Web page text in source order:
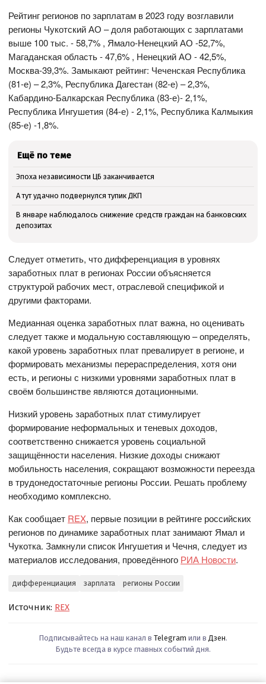
Рейтинг регионов по зарплатам в 2023 году возглавили
регионы Чукотский АО – доля работающих с зарплатами
выше 100 тыс. - 58,7% , Ямало-Ненецкий АО -52,7%,
Магаданская область - 47,6% , Ненецкий АО - 42,5%,
Москва-39,3%. Замыкают рейтинг: Чеченская Республика
(81-е) – 2,3%, Республика Дагестан (82-е) – 2,3%,
Кабардино-Балкарская Республика (83-е)- 2,1%,
Республика Ингушетия (84-е) - 2,1%, Республика Калмыкия
(85-е) -1,8%.
Ещё по теме
Эпоха независимости ЦБ заканчивается
А тут удачно подвернулся тупик ДКП
В январе наблюдалось снижение средств граждан на банковских
депозитах
Следует отметить, что дифференциация в уровнях
заработных плат в регионах России объясняется
структурой рабочих мест, отраслевой спецификой и
другими факторами.
Медианная оценка заработных плат важна, но оценивать
следует также и модальную составляющую – определять,
какой уровень заработных плат превалирует в регионе, и
формировать механизмы перераспределения, хотя они
есть, и регионы с низкими уровнями заработных плат в
своём большинстве являются дотационными.
Низкий уровень заработных плат стимулирует
формирование неформальных и теневых доходов,
соответственно снижается уровень социальной
защищённости населения. Низкие доходы снижают
мобильность населения, сокращают возможности переезда
в трудонедостаточные регионы России. Решать проблему
необходимо комплексно.
Как сообщает REX, первые позиции в рейтинге российских
регионов по динамике заработных плат занимают Ямал и
Чукотка. Замкнули список Ингушетия и Чечня, следует из
материалов исследования, проведённого РИА Новости.
дифференциация зарплата регионы России
Источник: REX
Подписывайтесь на наш канал в Telegram или в Дзен.
Будьте всегда в курсе главных событий дня.